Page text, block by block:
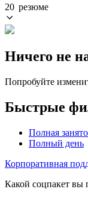
20 резюме
Ничего не
Попробуйте
Быстрые
Полная
Полный день
Корпоративная
Какой соцпакет вы